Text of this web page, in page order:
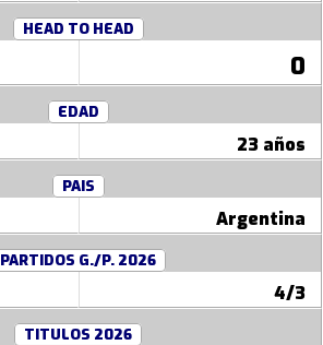
HEAD TO HEAD
0
EDAD
23 años
PAIS
Argentina
PARTIDOS G./P. 2026
4/3
TITULOS 2026